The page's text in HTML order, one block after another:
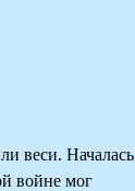
веси. Началась
войне мог